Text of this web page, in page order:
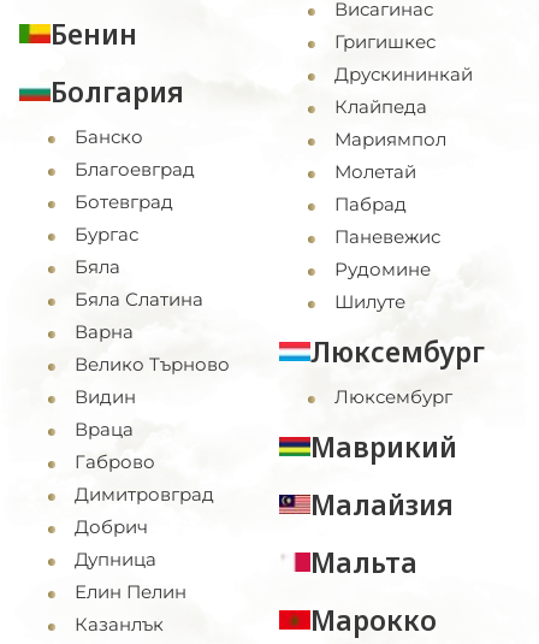
Бенин
Болгария
Банско
Благоевград
Ботевград
Бургас
Бяла
Бяла Слатина
Варна
Велико Търново
Видин
Враца
Габрово
Димитровград
Добрич
Дупница
Елин Пелин
Казанлък
Висагинас
Григишкес
Друскининкай
Клайпеда
Мариямпол
Молетай
Пабрад
Паневежис
Рудомине
Шилуте
Люксембург
Люксембург
Маврикий
Малайзия
Мальта
Марокко